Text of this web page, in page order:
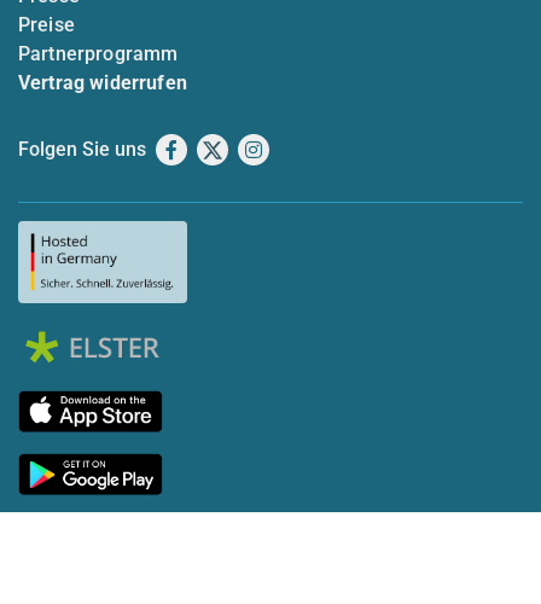
Preise
Partnerprogramm
Vertrag widerrufen
Folgen Sie uns Facebook
X Instagram